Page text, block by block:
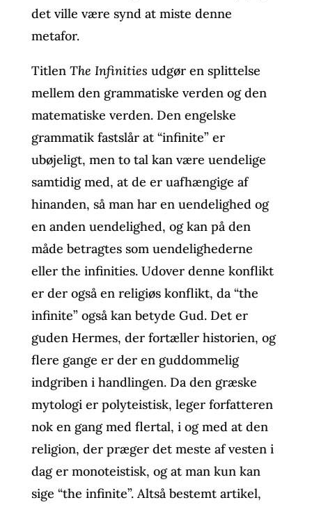
det ville være synd at miste denne
metafor.
Titlen The Infinities udgør en splittelse
mellem den grammatiske verden og den
matematiske verden. Den engelske
grammatik fastslår at “infinite” er
ubøjeligt, men to tal kan være uendelige
samtidig med, at de er uafhængige af
hinanden, så man har en uendelighed og
en anden uendelighed, og kan på den
måde betragtes som uendelighederne
eller the infinities. Udover denne konflikt
er der også en religiøs konflikt, da “the
infinite” også kan betyde Gud. Det er
guden Hermes, der fortæller historien, og
flere gange er der en guddommelig
indgriben i handlingen. Da den græske
mytologi er polyteistisk, leger forfatteren
nok en gang med flertal, i og med at den
religion, der præger det meste af vesten i
dag er monoteistisk, og at man kun kan
sige “the infinite”. Altså bestemt artikel,